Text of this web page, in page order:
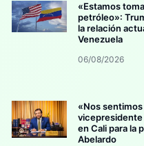
«Estamos
petróleo»:
la relación
Venezuela
06/08/2026
«Nos
vicepresidente
en Cali para la
Abelardo